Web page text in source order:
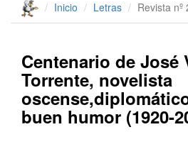
Inicio Letras Revista nº
Centenario de José
Torrente, novelista
buen humor (1920-